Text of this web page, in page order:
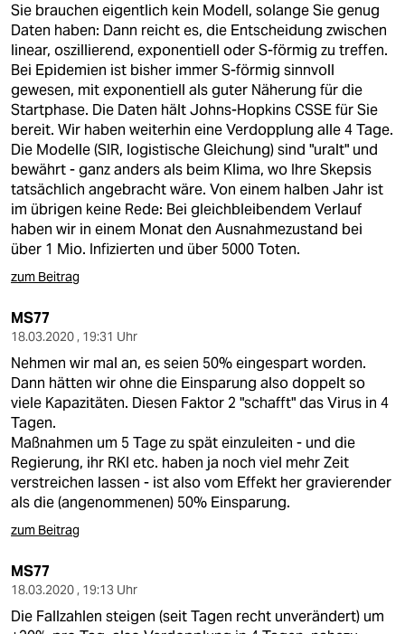
Sie brauchen eigentlich kein Modell, solange Sie genug
Daten haben: Dann reicht es, die Entscheidung zwischen
linear, oszillierend, exponentiell oder S-förmig zu treffen.
Bei Epidemien ist bisher immer S-förmig sinnvoll
gewesen, mit exponentiell als guter Näherung für die
Startphase. Die Daten hält Johns-Hopkins CSSE für Sie
bereit. Wir haben weiterhin eine Verdopplung alle 4 Tage.
Die Modelle (SIR, logistische Gleichung) sind "uralt" und
bewährt - ganz anders als beim Klima, wo Ihre Skepsis
tatsächlich angebracht wäre. Von einem halben Jahr ist
im übrigen keine Rede: Bei gleichbleibendem Verlauf
haben wir in einem Monat den Ausnahmezustand bei
über 1 Mio. Infizierten und über 5000 Toten.
zum Beitrag
MS77
18.03.2020 , 19:31 Uhr
Nehmen wir mal an, es seien 50% eingespart worden.
Dann hätten wir ohne die Einsparung also doppelt so
viele Kapazitäten. Diesen Faktor 2 "schafft" das Virus in 4
Tagen.
Maßnahmen um 5 Tage zu spät einzuleiten - und die
Regierung, ihr RKI etc. haben ja noch viel mehr Zeit
verstreichen lassen - ist also vom Effekt her gravierender
als die (angenommenen) 50% Einsparung.
zum Beitrag
MS77
18.03.2020 , 19:13 Uhr
Die Fallzahlen steigen (seit Tagen recht unverändert) um